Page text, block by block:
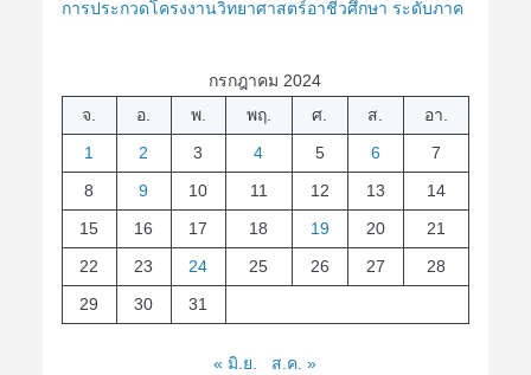
การประกวดโครงงานวิทยาศาสตร์อาชีวศึกษา ระดับภาค
กรกฎาคม 2024
จ.
อ. พ. พฤ. ศ. ส.
อา.
1
2 3 4 5 6
7
8
9 10 11 12 13
14
15
16 17 18 19 20
21
22
23 24 25 26 27
28
29
30 31
« มิ.ย. ส.ค. »